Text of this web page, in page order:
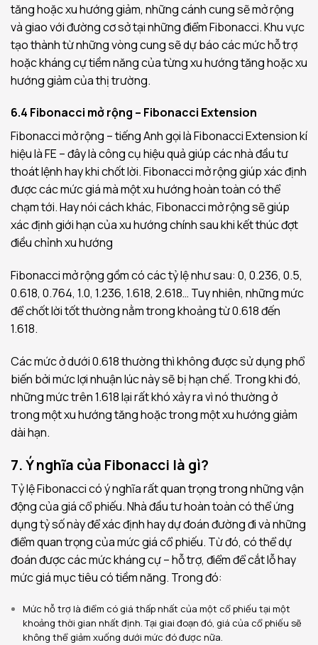
tăng hoặc xu hướng giảm, những cánh cung sẽ mở rộng
và giao với đường cơ sở tại những điểm Fibonacci. Khu vực
tạo thành từ những vòng cung sẽ dự báo các mức hỗ trợ
hoặc kháng cự tiềm năng của từng xu hướng tăng hoặc xu
hướng giảm của thị trường.
6.4 Fibonacci mở rộng – Fibonacci Extension
Fibonacci mở rộng – tiếng Anh gọi là Fibonacci Extension kí
hiệu là FE – đây là công cụ hiệu quả giúp các nhà đầu tư
thoát lệnh hay khi chốt lời. Fibonacci mở rộng giúp xác định
được các mức giá mà một xu hướng hoàn toàn có thể
chạm tới. Hay nói cách khác, Fibonacci mở rộng sẽ giúp
xác định giới hạn của xu hướng chính sau khi kết thúc đợt
điều chỉnh xu hướng
Fibonacci mở rộng gồm có các tỷ lệ như sau: 0, 0.236, 0.5,
0.618, 0.764, 1.0, 1.236, 1.618, 2.618… Tuy nhiên, những mức
để chốt lời tốt thường nằm trong khoảng từ 0.618 đến
1.618.
Các mức ở dưới 0.618 thường thì không được sử dụng phổ
biến bởi mức lợi nhuận lúc này sẽ bị hạn chế. Trong khi đó,
những mức trên 1.618 lại rất khó xảy ra vì nó thường ở
trong một xu hướng tăng hoặc trong một xu hướng giảm
dài hạn.
7. Ý nghĩa của Fibonacci là gì?
Tỷ lệ Fibonacci có ý nghĩa rất quan trọng trong những vận
động của giá cổ phiếu. Nhà đầu tư hoàn toàn có thể ứng
dụng tỷ số này để xác định hay dự đoán đường đi và những
điểm quan trọng của mức giá cổ phiếu. Từ đó, có thể dự
đoán được các mức kháng cự – hỗ trợ, điểm để cắt lỗ hay
mức giá mục tiêu có tiềm năng. Trong đó:
Mức hỗ trợ là điểm có giá thấp nhất của một cổ phiếu tại một
khoảng thời gian nhất định. Tại giai đoạn đó, giá của cổ phiếu sẽ
không thể giảm xuống dưới mức đó được nữa.